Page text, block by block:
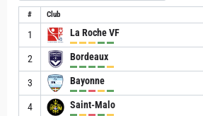
# Club
1 La Roche VF
2 Bordeaux
3 Bayonne
4 Saint-Malo